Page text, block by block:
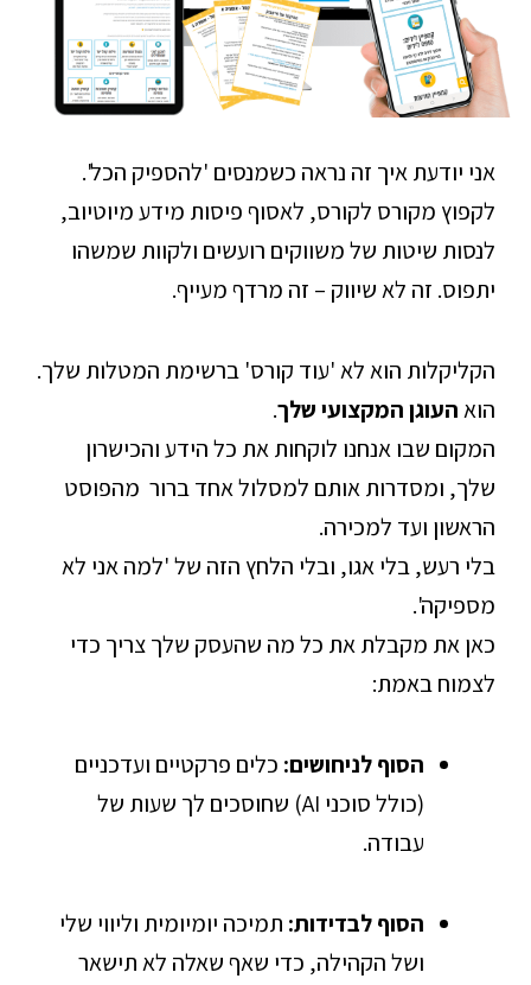
אני יודעת איך זה נראה כשמנסים 'להספיק הכל'.
לקפוץ מקורס לקורס, לאסוף פיסות מידע מיוטיוב,
לנסות שיטות של משווקים רועשים ולקוות שמשהו
יתפוס. זה לא שיווק – זה מרדף מעייף.
הקליקלות הוא לא 'עוד קורס' ברשימת המטלות שלך.
הואהעוגן המקצועי שלך.
המקום שבו אנחנו לוקחות את כל הידע והכישרון
שלך, ומסדרות אותם למסלול אחד ברור מהפוסט
הראשון ועד למכירה.
בלי רעש, בלי אגו, ובלי הלחץ הזה של 'למה אני לא
מספיקה'.
כאן את מקבלת את כל מה שהעסק שלך צריך כדי
לצמוח באמת:
הסוף לניחושים: כלים פרקטיים ועדכניים
(כולל סוכני AI) שחוסכים לך שעות של
עבודה.
הסוף לבדידות: תמיכה יומיומית וליווי שלי
ושל הקהילה, כדי שאף שאלה לא תישאר